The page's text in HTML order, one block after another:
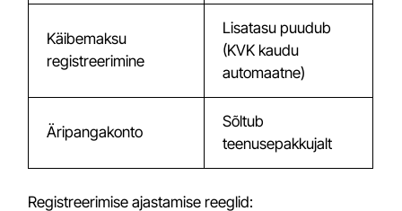
Käibemaksu
registreerimine
Lisatasu puudub
(KVK kaudu
automaatne)
Äripangakonto
Sõltub
teenusepakkujalt
Registreerimise ajastamise reeglid: